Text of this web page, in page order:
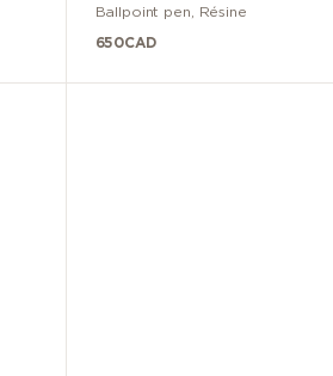
Ballpoint pen Résine
650CAD